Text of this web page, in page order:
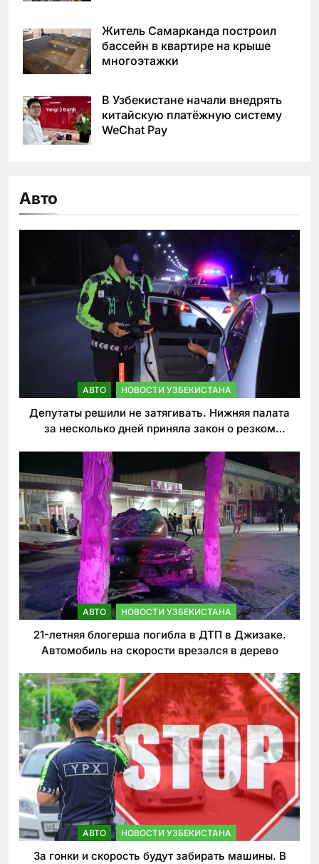
Житель Самарканда построил
бассейн в квартире на крыше
многоэтажки
В Узбекистане начали внедрять
китайскую платёжную систему
WeChat Pay
Авто
АВТО НОВОСТИ УЗБЕКИСТАНА
Депутаты решили не затягивать. Нижняя палата
за несколько дней приняла закон о резком
АВТО НОВОСТИ УЗБЕКИСТАНА
21-летняя блогерша погибла в ДТП в Джизаке.
Автомобиль на скорости врезался в дерево
АВТО НОВОСТИ УЗБЕКИСТАНА
За гонки и скорость будут забирать машины. В